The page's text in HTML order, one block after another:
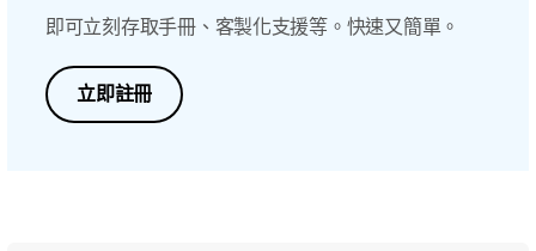
即可立刻存取手冊、客製化支援等。快速又簡單。
立即註冊